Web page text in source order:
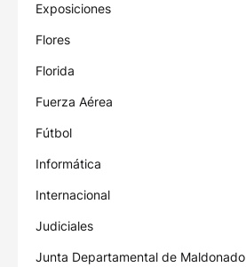
Exposiciones
Flores
Florida
Fuerza Aérea
Fútbol
Informática
Internacional
Judiciales
Junta Departamental de Maldonado